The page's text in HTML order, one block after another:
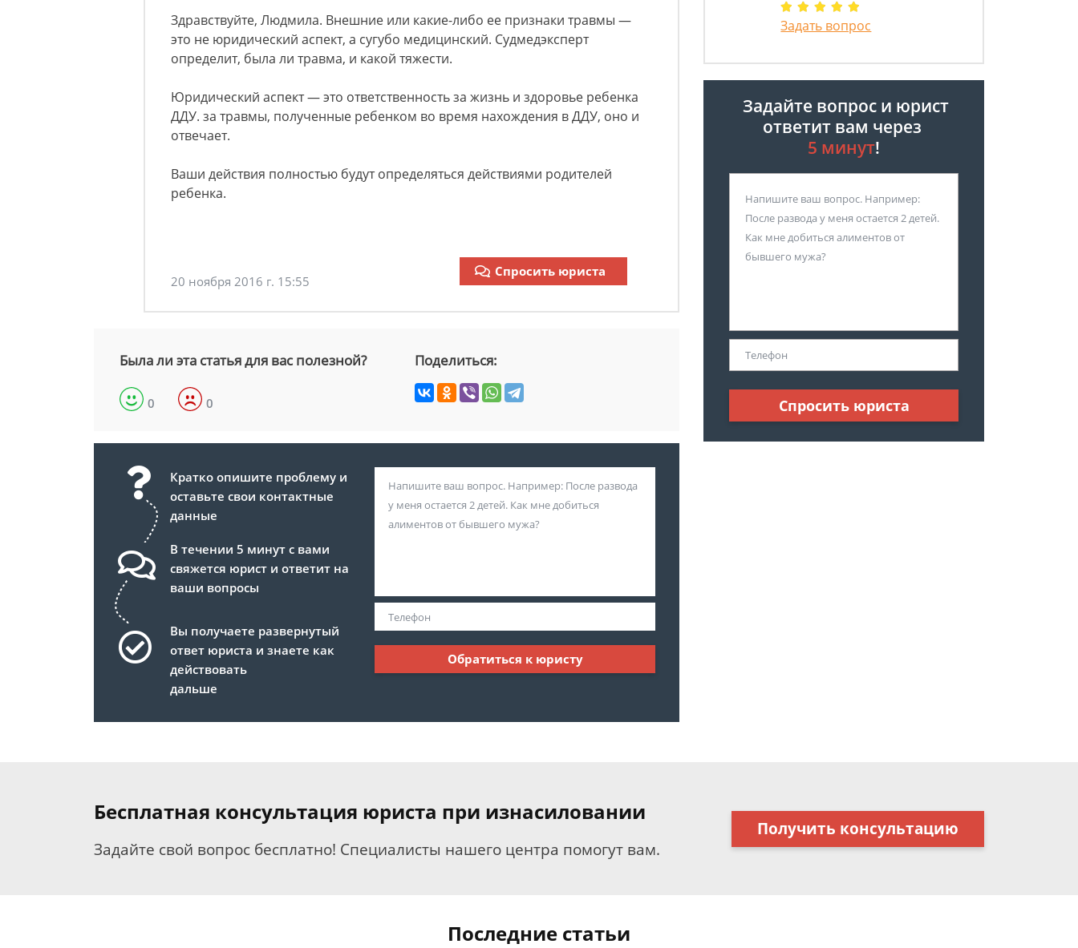
Здравствуйте, Людмила. Внешние или какие-либо ее признаки травмы —
это не юридический аспект, а сугубо медицинский. Судмедэксперт
определит, была ли травма, и какой тяжести.
Юридический аспект — это ответственность за жизнь и здоровье ребенка
ДДУ. за травмы, полученные ребенком во время нахождения в ДДУ, оно и
отвечает.
Ваши действия полностью будут определяться действиями родителей
ребенка.
20 ноября 2016 г. 15:55
Спросить юриста
Была ли эта статья для вас полезной?
0 0
Поделиться:
Кратко опишите проблему и
оставьте свои контактные
данные
В течении 5 минут с вами
свяжется юрист и ответит на
ваши вопросы
Вы получаете развернутый
ответ юриста и знаете как
действовать
дальше
Обратиться к юристу
Задать вопрос
Задайте вопрос и юрист
ответит вам через
5 минут!
Спросить юриста
Бесплатная консультация юриста при изнасиловании
Задайте свой вопрос бесплатно! Специалисты нашего центра помогут вам.
Получить консультацию
Последние статьи